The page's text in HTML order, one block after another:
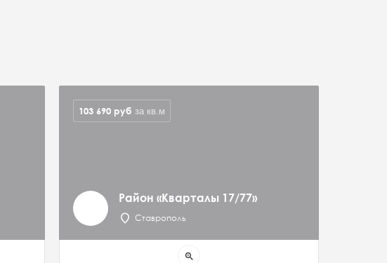
Район «Кварталы 17/77»
Ставрополь
103 690 руб за кв.м
zoom_in